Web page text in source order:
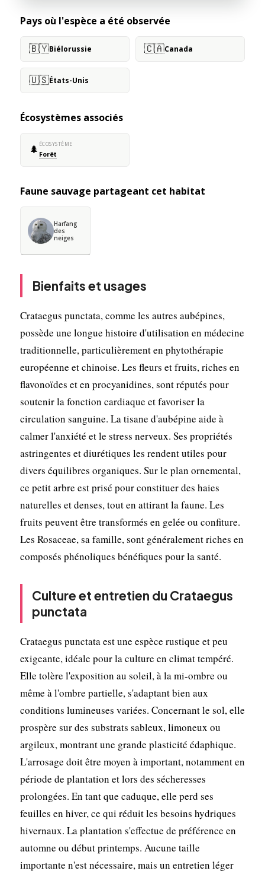
Pays où l'espèce a été observée
🇧🇾Biélorussie 🇨🇦Canada
🇺🇸États-Unis
Écosystèmes associés
🌲 ÉCOSYSTÈME
Forêt
Faune sauvage partageant cet habitat
Harfang
des
neiges
Bienfaits et usages
Crataegus punctata, comme les autres aubépines,
possède une longue histoire d'utilisation en médecine
traditionnelle, particulièrement en phytothérapie
européenne et chinoise. Les fleurs et fruits, riches en
flavonoïdes et en procyanidines, sont réputés pour
soutenir la fonction cardiaque et favoriser la
circulation sanguine. La tisane d'aubépine aide à
calmer l'anxiété et le stress nerveux. Ses propriétés
astringentes et diurétiques les rendent utiles pour
divers équilibres organiques. Sur le plan ornemental,
ce petit arbre est prisé pour constituer des haies
naturelles et denses, tout en attirant la faune. Les
fruits peuvent être transformés en gelée ou confiture.
Les Rosaceae, sa famille, sont généralement riches en
composés phénoliques bénéfiques pour la santé.
Culture et entretien du Crataegus
punctata
Crataegus punctata est une espèce rustique et peu
exigeante, idéale pour la culture en climat tempéré.
Elle tolère l'exposition au soleil, à la mi-ombre ou
même à l'ombre partielle, s'adaptant bien aux
conditions lumineuses variées. Concernant le sol, elle
prospère sur des substrats sableux, limoneux ou
argileux, montrant une grande plasticité édaphique.
L'arrosage doit être moyen à important, notamment en
période de plantation et lors des sécheresses
prolongées. En tant que caduque, elle perd ses
feuilles en hiver, ce qui réduit les besoins hydriques
hivernaux. La plantation s'effectue de préférence en
automne ou début printemps. Aucune taille
importante n'est nécessaire, mais un entretien léger